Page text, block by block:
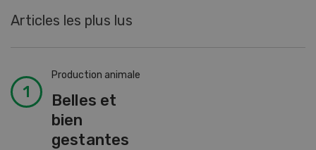
Articles les plus lus
Production animale
Belles et
bien
gestantes